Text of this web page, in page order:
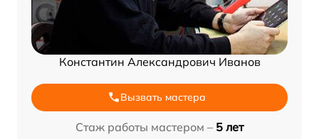
Константин Александрович Иванов
Вызвать мастера
Стаж работы мастером – 5 лет